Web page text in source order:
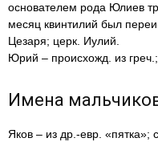
основателем рода Юлиев
месяц квинтилий был
Цезаря; церк. Иулий.
Юрий – происхожд. из греч.;
Имена
Яков – из др.-евр. «пятка»;